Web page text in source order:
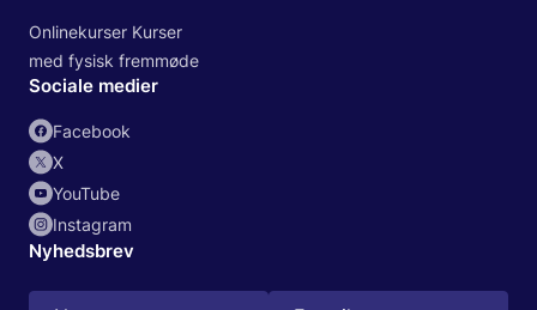
Onlinekurser Kurser
med fysisk fremmøde
Sociale medier
Facebook
X
YouTube
Instagram
Nyhedsbrev